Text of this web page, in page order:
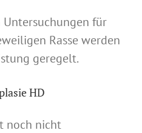
für
Rasse werden
geregelt.
HD
noch nicht